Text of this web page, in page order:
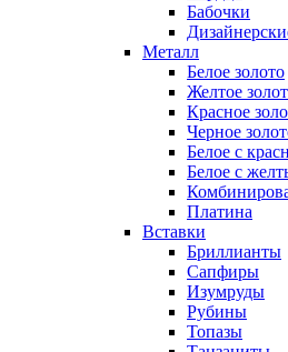
Бабочки
Металл
Белое золото
Желтое
Красное
Черное
Белое с
Белое с
Платина
Вставки
Бриллианты
Сапфиры
Изумруды
Рубины
Топазы